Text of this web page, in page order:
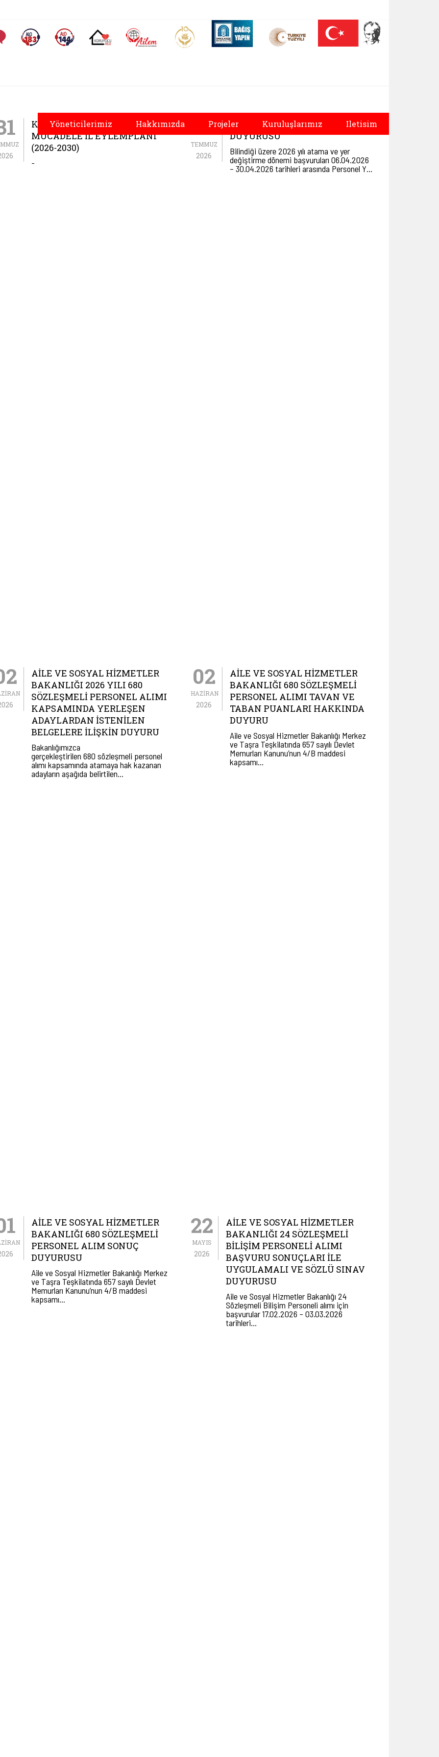
Sıkça Sorulan SorularAlo 183 (yeni sekmede açılır)Alo 144 (yeni sekmede açılır)Koruyucu Aile (yeni sekmede açılır)
AİLEM İletişim Merkezi (yeni sekmede açılır)
Aile ve Nüfus On Yılı (yeni sekmede açılır)Darülaceze bağış sayfası (yeni sekmede açılır)
Yöneticilerimiz Hakkımızda Projeler Kuruluşlarımız Iletisim
KADINA YÖNELIK ŞIDDETLE
MÜCADELE İL EYLEMPLANI
(2026-2030)
-
03
TEMMUZ
2026
2026 YILI YER DEĞİŞTİRME
DUYURUSU
Bilindiği üzere 2026 yılı atama ve yer
değiştirme dönemi başvuruları 06.04.2026
– 30.04.2026 tarihleri arasında Personel Y…
AILE VE SOSYAL HIZMETLER
BAKANLIĞI 2026 YILI 680
SÖZLEŞMELI PERSONEL ALIMI
KAPSAMINDA YERLEŞEN
ADAYLARDAN İSTENILEN
BELGELERE İLIŞKIN DUYURU
Bakanlığımızca
gerçekleştirilen 680 sözleşmeli personel
alımı kapsamında atamaya hak kazanan
adayların aşağıda belirtilen…
02
HAZIRAN
2026
AİLE VE SOSYAL HİZMETLER
BAKANLIĞI 680 SÖZLEŞMELİ
PERSONEL ALIMI TAVAN VE
TABAN PUANLARI HAKKINDA
DUYURU
Aile ve Sosyal Hizmetler Bakanlığı Merkez
ve Taşra Teşkilatında 657 sayılı Devlet
Memurları Kanunu’nun 4/B maddesi
kapsamı…
AİLE VE SOSYAL HİZMETLER
BAKANLIĞI 680 SÖZLEŞMELİ
PERSONEL ALIM SONUÇ
DUYURUSU
Aile ve Sosyal Hizmetler Bakanlığı Merkez
ve Taşra Teşkilatında 657 sayılı Devlet
Memurları Kanunu’nun 4/B maddesi
kapsamı…
22
MAYIS
2026
AİLE VE SOSYAL HİZMETLER
BAKANLIĞI 24 SÖZLEŞMELİ
BİLİŞİM PERSONELİ ALIMI
BAŞVURU SONUÇLARI İLE
UYGULAMALI VE SÖZLÜ SINAV
DUYURUSU
Aile ve Sosyal Hizmetler Bakanlığı 24
Sözleşmeli Bilişim Personeli alımı için
başvurular 17.02.2026 – 03.03.2026
tarihleri…